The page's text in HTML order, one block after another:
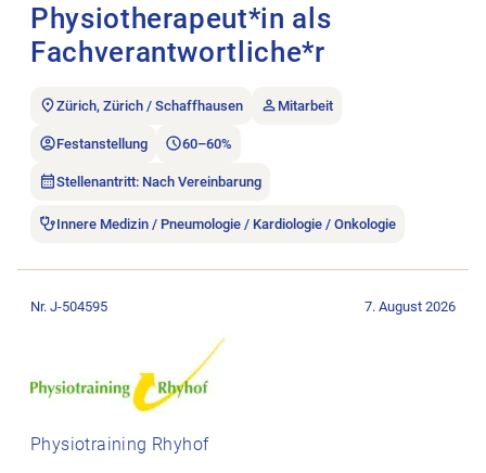
Physiotherapeut*in als
Fachverantwortliche*r
Zürich, Zürich / Schaffhausen Mitarbeit
Festanstellung 60–60%
Stellenantritt: Nach Vereinbarung
Innere Medizin / Pneumologie / Kardiologie / Onkologie
Physiotraining Rhyhof
Nr. J-504595 7. August 2026